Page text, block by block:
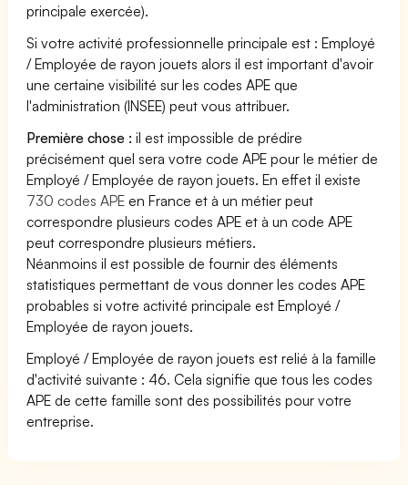
principale exercée).
Si votre activité professionnelle principale est : Employé
/ Employée de rayon jouets alors il est important d'avoir
une certaine visibilité sur les codes APE que
l'administration (INSEE) peut vous attribuer.
Première chose : il est impossible de prédire
précisément quel sera votre code APE pour le métier de
Employé / Employée de rayon jouets. En effet il existe
730 codes APE en France et à un métier peut
correspondre plusieurs codes APE et à un code APE
peut correspondre plusieurs métiers.
Néanmoins il est possible de fournir des éléments
statistiques permettant de vous donner les codes APE
probables si votre activité principale est Employé /
Employée de rayon jouets.
Employé / Employée de rayon jouets est relié à la famille
d'activité suivante : 46. Cela signifie que tous les codes
APE de cette famille sont des possibilités pour votre
entreprise.